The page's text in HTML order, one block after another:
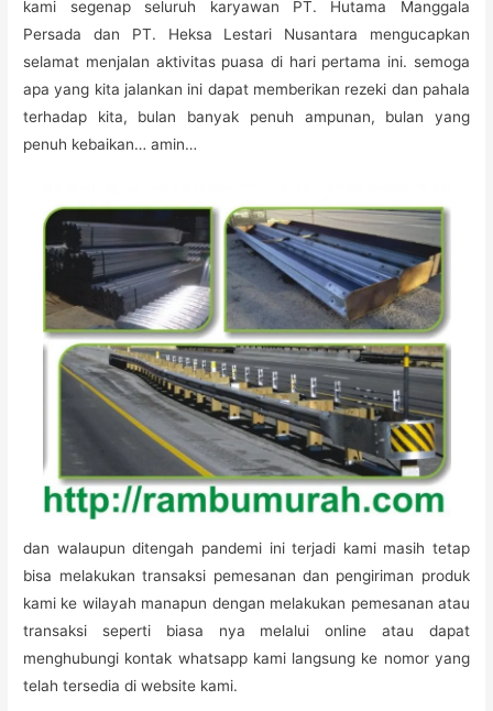
kami segenap seluruh karyawan PT. Hutama Manggala
Persada dan PT. Heksa Lestari Nusantara mengucapkan
selamat menjalan aktivitas puasa di hari pertama ini. semoga
apa yang kita jalankan ini dapat memberikan rezeki dan pahala
terhadap kita, bulan banyak penuh ampunan, bulan yang
penuh kebaikan… amin…
dan walaupun ditengah pandemi ini terjadi kami masih tetap
bisa melakukan transaksi pemesanan dan pengiriman produk
kami ke wilayah manapun dengan melakukan pemesanan atau
transaksi seperti biasa nya melalui online atau dapat
menghubungi kontak whatsapp kami langsung ke nomor yang
telah tersedia di website kami.